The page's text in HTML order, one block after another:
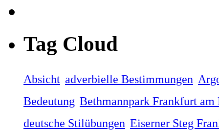
Tag Cloud
Absicht adverbielle Bestimmungen
Bedeutung Bethmannpark Frankfurt am
deutsche Stilübungen Eiserner Steg